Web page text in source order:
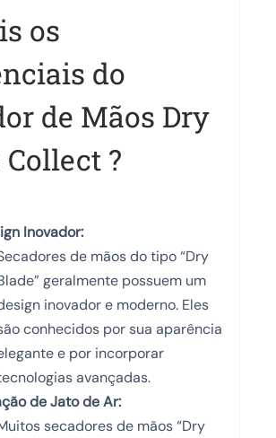
os
do
de Mãos Dry
?
Inovador:
de mãos do tipo “Dry
geralmente possuem um
inovador e moderno. Eles
conhecidos por sua aparência
e por incorporar
avançadas.
de Jato de Ar:
secadores de mãos “Dry